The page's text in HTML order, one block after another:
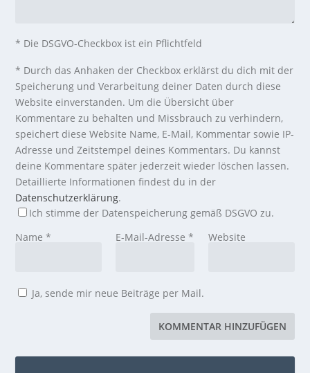
* Die DSGVO-Checkbox ist ein Pflichtfeld
* Durch das Anhaken der Checkbox erklärst du dich mit der
Speicherung und Verarbeitung deiner Daten durch diese
Website einverstanden. Um die Übersicht über
Kommentare zu behalten und Missbrauch zu verhindern,
speichert diese Website Name, E-Mail, Kommentar sowie IP-
Adresse und Zeitstempel deines Kommentars. Du kannst
deine Kommentare später jederzeit wieder löschen lassen.
Detaillierte Informationen findest du in der
Datenschutzerklärung.
Ich stimme der Datenspeicherung gemäß DSGVO zu.
Name* E-Mail-Adresse * Website
Ja, sende mir neue Beiträge per Mail.